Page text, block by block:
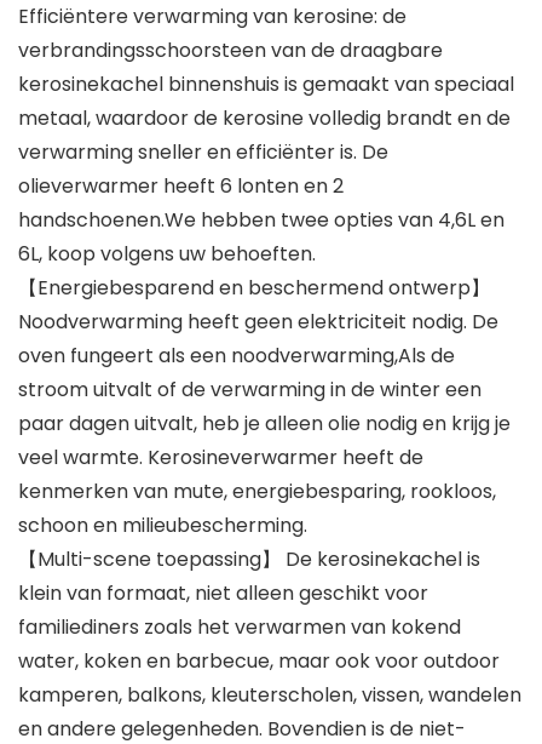
Efficiëntere verwarming van kerosine: de
verbrandingsschoorsteen van de draagbare
kerosinekachel binnenshuis is gemaakt van speciaal
metaal, waardoor de kerosine volledig brandt en de
verwarming sneller en efficiënter is. De
olieverwarmer heeft 6 lonten en 2
handschoenen.We hebben twee opties van 4,6L en
6L, koop volgens uw behoeften.
【Energiebesparend en beschermend ontwerp】
Noodverwarming heeft geen elektriciteit nodig. De
oven fungeert als een noodverwarming,Als de
stroom uitvalt of de verwarming in de winter een
paar dagen uitvalt, heb je alleen olie nodig en krijg je
veel warmte. Kerosineverwarmer heeft de
kenmerken van mute, energiebesparing, rookloos,
schoon en milieubescherming.
【Multi-scene toepassing】 De kerosinekachel is
klein van formaat, niet alleen geschikt voor
familiediners zoals het verwarmen van kokend
water, koken en barbecue, maar ook voor outdoor
kamperen, balkons, kleuterscholen, vissen, wandelen
en andere gelegenheden. Bovendien is de niet-